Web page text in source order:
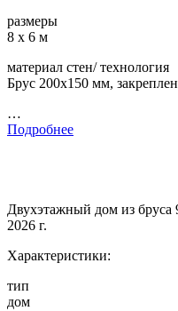
размеры
8 х 6 м
материал стен/ технология
Брус 200х150 мм,
…
Подробнее
Двухэтажный дом из бруса
2026 г.
Характеристики:
тип
дом